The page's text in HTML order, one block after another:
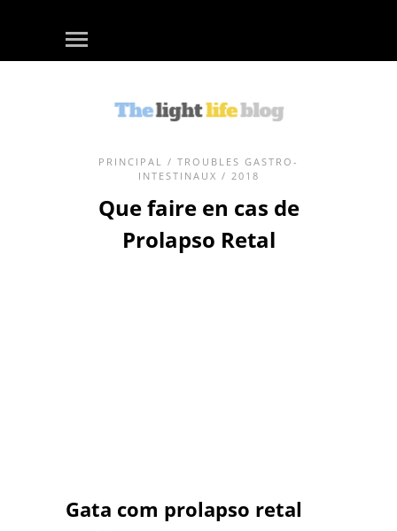
PRINCIPAL / TROUBLES GASTRO-
INTESTINAUX / 2018
Que faire en cas de
Prolapso Retal
Gata com prolapso retal